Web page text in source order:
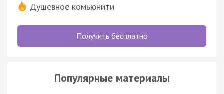
Душевное комьюнити
Получить бесплатно
Популярные материалы